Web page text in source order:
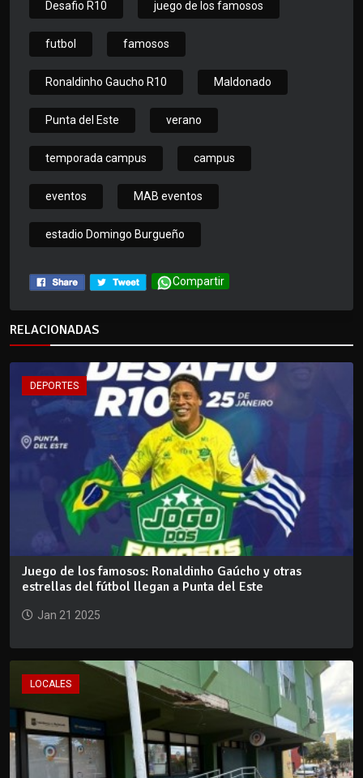
Desafio R10 juego de los famosos
futbol famosos
Ronaldinho Gaucho R10 Maldonado
Punta del Este verano
temporada campus campus
eventos MAB eventos
estadio Domingo Burgueño
Compartir
RELACIONADAS
DEPORTES
Juego de los famosos: Ronaldinho Gaúcho y otras
estrellas del fútbol llegan a Punta del Este
Jan 21 2025
LOCALES